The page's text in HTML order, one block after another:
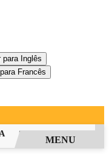
SAIBA COMO PEDIR
MENU